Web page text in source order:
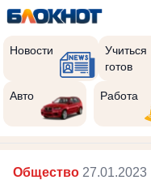
Новости
Учиться
готов
Авто Работа
Общество 27.01.2023